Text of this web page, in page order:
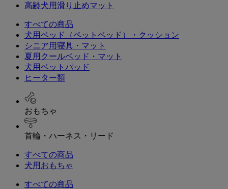
高齢犬用滑り止めマット
すべての商品
犬用ベッド（ペットベッド）・クッション
シニア用寝具・マット
夏用クールベッド・マット
犬用ベットパッド
ヒーター類
おもちゃ
首輪・ハーネス・リード
すべての商品
犬用おもちゃ
すべての商品